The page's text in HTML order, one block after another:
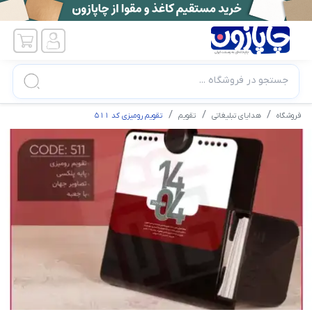
جستجو در فروشگاه ...
فروشگاه هدایای تبلیغاتی تقویم تقویم رومیزی کد 511